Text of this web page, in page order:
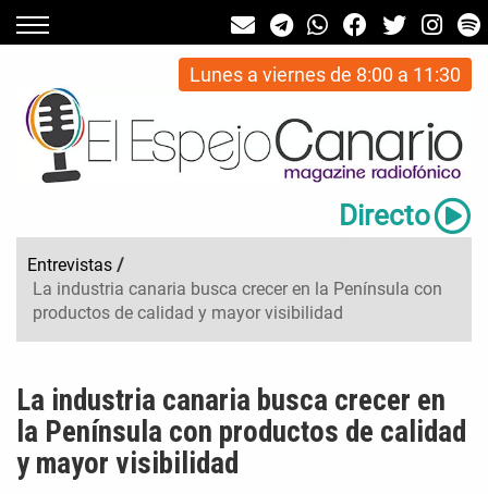
Lunes a viernes de 8:00 a 11:30
Directo
Entrevistas /
La industria canaria busca crecer en la Península con
productos de calidad y mayor visibilidad
La industria canaria busca crecer en
la Península con productos de calidad
y mayor visibilidad